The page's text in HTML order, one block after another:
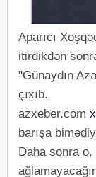
Aparıcı
itirdikdən
"Günaydın
çıxıb.
azxeber.com
barışa
Daha sonra o,